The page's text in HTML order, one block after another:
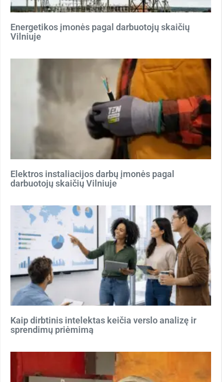
Energetikos įmonės pagal darbuotojų skaičių
Vilniuje
Elektros instaliacijos darbų įmonės pagal
darbuotojų skaičių Vilniuje
Kaip dirbtinis intelektas keičia verslo analizę ir
sprendimų priėmimą